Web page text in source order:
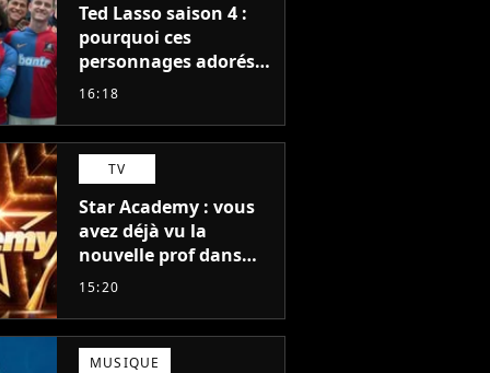
Ted Lasso saison 4 :
pourquoi ces
personnages adorés
des fans ne sont pas
16:18
TV
Star Academy : vous
avez déjà vu la
nouvelle prof dans
The Voice et aux
15:20
MUSIQUE